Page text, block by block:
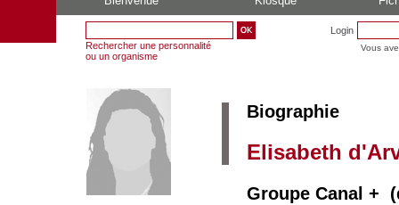
Rechercher une personnalité
ou un organisme
Login
Vous
Biographie
Elisabeth
Groupe Canal +